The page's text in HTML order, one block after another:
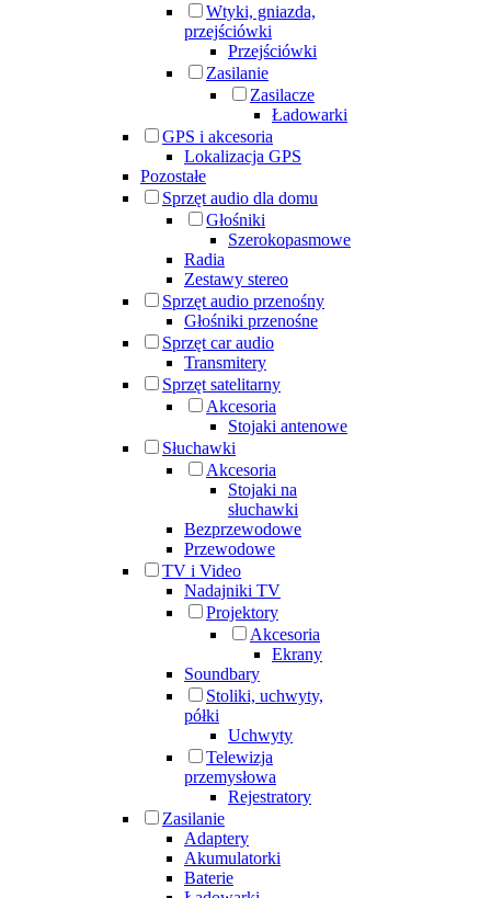
Wtyki, gniazda,
przejściówki
Przejściówki
Zasilanie
Zasilacze
Ładowarki
GPS i akcesoria
Lokalizacja GPS
Pozostałe
Sprzęt audio dla domu
Głośniki
Szerokopasmowe
Radia
Zestawy stereo
Sprzęt audio przenośny
Głośniki przenośne
Sprzęt car audio
Transmitery
Sprzęt satelitarny
Akcesoria
Stojaki antenowe
Słuchawki
Akcesoria
Stojaki na
słuchawki
Bezprzewodowe
Przewodowe
TV i Video
Nadajniki TV
Projektory
Akcesoria
Ekrany
Soundbary
Stoliki, uchwyty,
półki
Uchwyty
Telewizja
przemysłowa
Rejestratory
Zasilanie
Adaptery
Akumulatorki
Baterie